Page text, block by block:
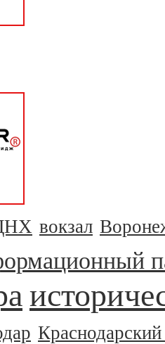
вокзал